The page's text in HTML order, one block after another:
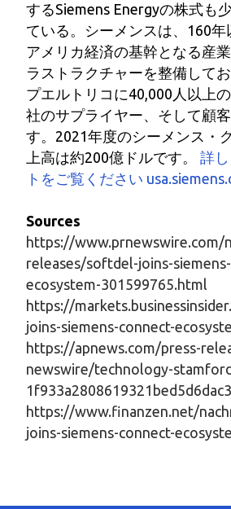
するSiemens Energyの株式も
ている。シーメンスは、160年
アメリカ経済の基幹となる産
ラストラクチャーを整備して
プエルトリコに40,000人以上
社のサプライヤー、そして顧
す。2021年度のシーメンス・
上高は約200億ドルです。詳
トをご覧ください
Sources
https://www.prnewswire.com/
releases/softdel-joins-
ecosystem-301599765.html
https://
joins-siemens-connect-
https://apnews.com/press-
newswire/technology-
https://www.finanzen.net/
joins-siemens-connect-